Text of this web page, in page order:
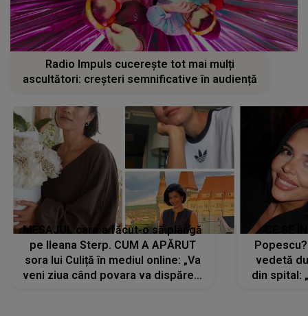
Radio Impuls cucerește tot mai mulți
ascultători: creșteri semnificative în audiență
MESAJUL care a făcut-o să plângă
pe Ileana Sterp. CUM A APĂRUT
sora lui Culiță în mediul online: „Va
veni ziua când povara va dispărea,
vedetă
din spital: